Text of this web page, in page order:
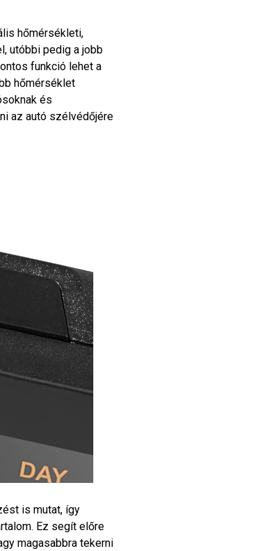
hőmérsékleti,
utóbbi pedig a jobb
funkció lehet a
hőmérséklet
és
az autó szélvédőjére
is mutat, így
Ez segít előre
magasabbra tekerni